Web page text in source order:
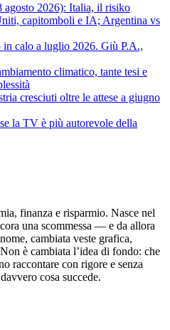
agosto 2026): Italia, il risiko
capitomboli e IA; Argentina vs
calo a luglio 2026. Giù P.A.,
climatico, tante tesi e
cresciuti oltre le attese a giugno
la TV è più autorevole della
finanza e risparmio. Nasce nel
una scommessa — e da allora
cambiata veste grafica,
è cambiata l’idea di fondo: che
raccontare con rigore e senza
cosa succede.